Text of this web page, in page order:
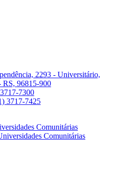
2293 - Universitário,
RS, 96815-900
7300
3717-7425